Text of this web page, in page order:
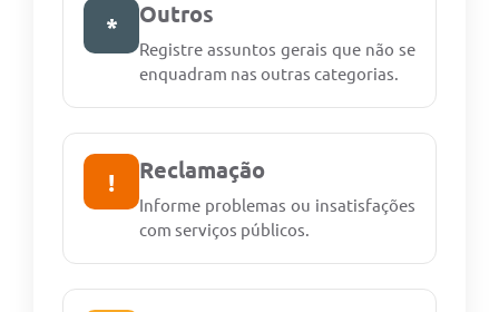
* Outros
Registre assuntos gerais que não se
enquadram nas outras categorias.
! Reclamação
Informe problemas ou insatisfações
com serviços públicos.